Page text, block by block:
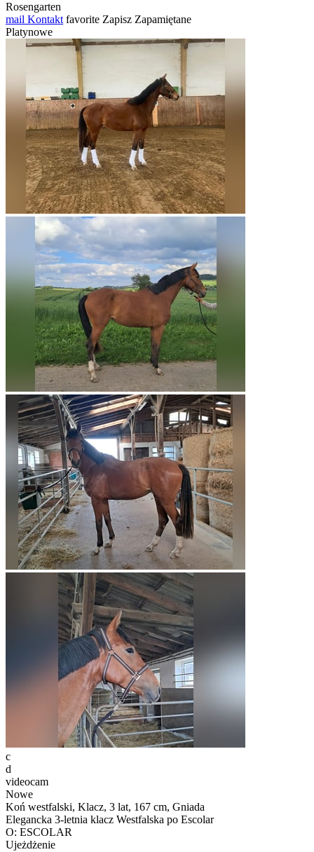
Rosengarten
mail Kontakt favorite Zapisz Zapamiętane
Platynowe
c
d
videocam
Nowe
Koń westfalski, Klacz, 3 lat, 167 cm, Gniada
Elegancka 3-letnia klacz Westfalska po Escolar
O: ESCOLAR
Ujeżdżenie